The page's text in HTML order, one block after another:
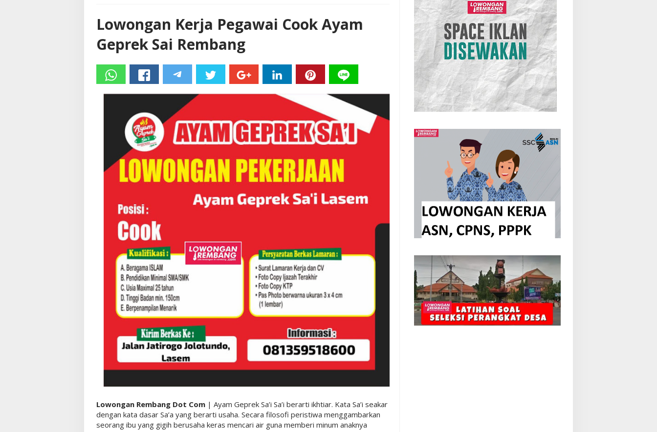
Lowongan Kerja Pegawai Cook Ayam
Geprek Sai Rembang
Lowongan Rembang Dot Com | Ayam Geprek Sa’i Sa’i berarti ikhtiar. Kata Sa’i seakar
dengan kata dasar Sa’a yang berarti usaha. Secara filosofi peristiwa menggambarkan
seorang ibu yang gigih berusaha keras mencari air guna memberi minum anaknya